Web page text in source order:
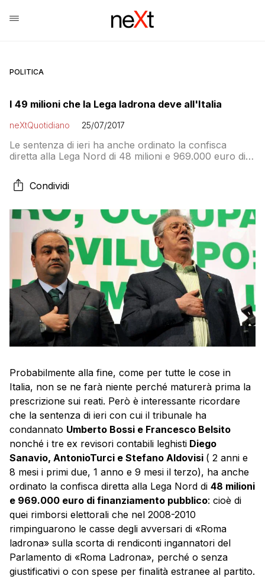
POLITICA
I 49 milioni che la Lega ladrona deve all'Italia
neXtQuotidiano 25/07/2017
Le sentenza di ieri ha anche ordinato la confisca
diretta alla Lega Nord di 48 milioni e 969.000 euro di
prescrizione…
Condividi
Probabilmente alla fine, come per tutte le cose in
Italia, non se ne farà niente perché maturerà prima la
prescrizione sui reati. Però è interessante ricordare
che la sentenza di ieri con cui il tribunale ha
condannato Umberto Bossi e Francesco Belsito
nonché i tre ex revisori contabili leghisti Diego
Sanavio, AntonioTurci e Stefano Aldovisi ( 2 anni e
8 mesi i primi due, 1 anno e 9 mesi il terzo), ha anche
ordinato la confisca diretta alla Lega Nord di 48 milioni
e 969.000 euro di finanziamento pubblico: cioè di
quei rimborsi elettorali che nel 2008-2010
rimpinguarono le casse degli avversari di «Roma
ladrona» sulla scorta di rendiconti ingannatori del
Parlamento di «Roma Ladrona», perché o senza
giustificativi o con spese per finalità estranee al partito.